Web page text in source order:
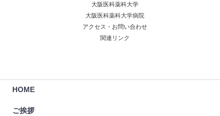
大阪医科薬科大学
大阪医科薬科大学病院
アクセス・お問い合わせ
関連リンク
HOME
ご挨拶